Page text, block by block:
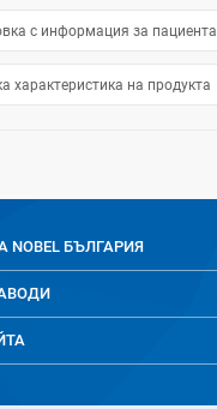
с информация за пациента
характеристика на продукта
NOBEL БЪЛГАРИЯ